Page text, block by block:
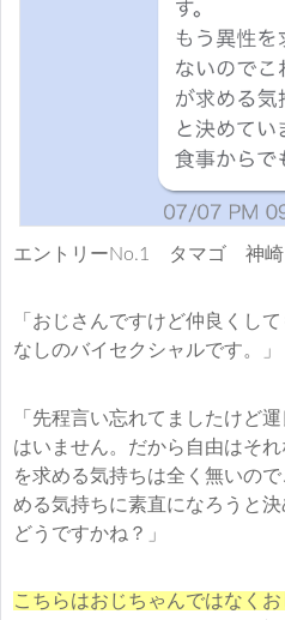
エントリーNo.1 タマゴ 神崎
「おじさんですけど仲良くし
なしのバイセクシャルです。」
「先程言い忘れてましたけど
はいません。だから自由はそ
を求める気持ちは全く無いの
める気持ちに素直になろうと
どうですかね？」
こちらはおじちゃんではなく